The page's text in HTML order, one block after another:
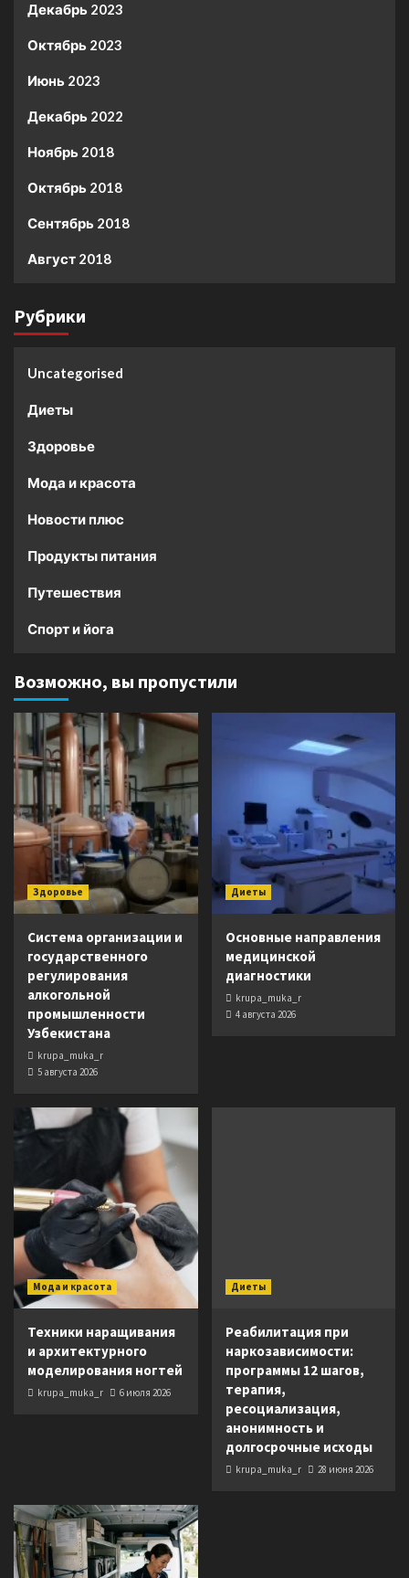
Декабрь 2023
Октябрь 2023
Июнь 2023
Декабрь 2022
Ноябрь 2018
Октябрь 2018
Сентябрь 2018
Август 2018
Рубрики
Uncategorised
Диеты
Здоровье
Мода и красота
Новости плюс
Продукты питания
Путешествия
Спорт и йога
Возможно, вы пропустили
Здоровье
Система организации и
государственного
регулирования
алкогольной
промышленности
Узбекистана
krupa_muka_r
5 августа 2026
Диеты
Основные направления
медицинской
диагностики
krupa_muka_r
4 августа 2026
Мода и красота
Техники наращивания
и архитектурного
моделирования ногтей
krupa_muka_r 6 июля 2026
Диеты
Реабилитация при
наркозависимости:
программы 12 шагов,
терапия,
ресоциализация,
анонимность и
долгосрочные исходы
krupa_muka_r 28 июня 2026